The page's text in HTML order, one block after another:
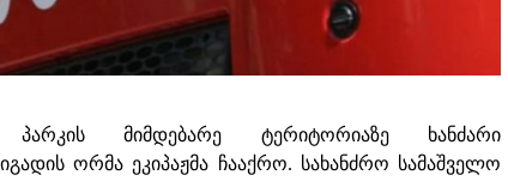
პარკის მიმდებარე ტერიტორიაზე ხანძარი
ორმა ეკიპაჟმა ჩააქრო. სახანძრო სამაშველო